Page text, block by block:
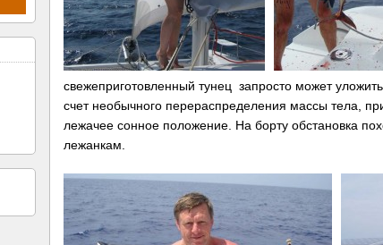
свежеприготовленный тунец запросто может
счет необычного перераспределения массы тела,
лежачее сонное положение. На борту обстановка
лежанкам.